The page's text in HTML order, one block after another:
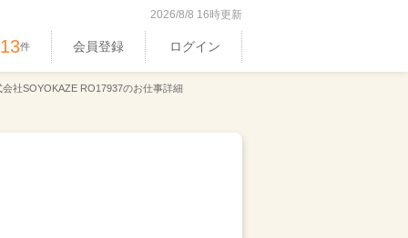
2026/8/8 16時更新
件 会員登録 ログイン
会社SOYOKAZE RO17937のお仕事詳細